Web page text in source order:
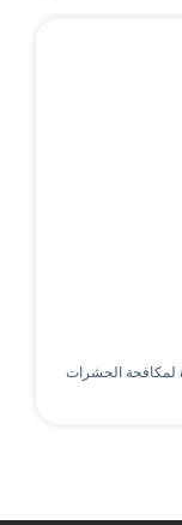
لمكافحة الحشرات